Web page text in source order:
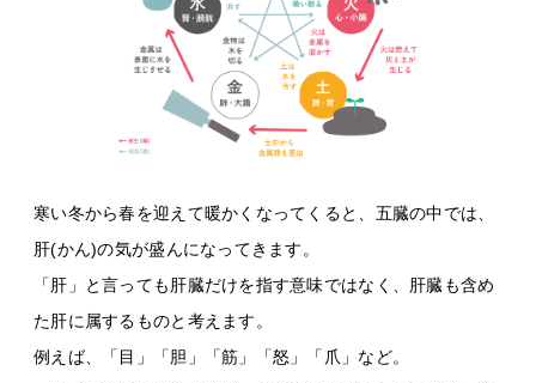
寒い冬から春を迎えて暖かくなってくると、五臓の中では、
肝(かん)の気が盛んになってきます。
「肝」と言っても肝臓だけを指す意味ではなく、肝臓も含め
た肝に属するものと考えます。
例えば、「目」「胆」「筋」「怒」「爪」など。